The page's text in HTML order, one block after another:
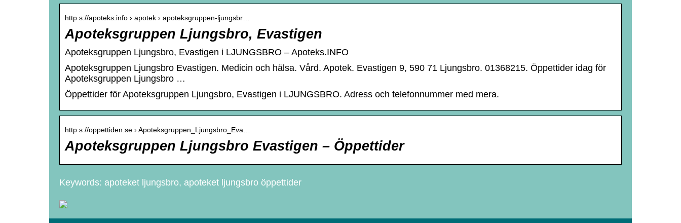
http s://apoteks.info › apotek › apoteksgruppen-ljungsbr…
Apoteksgruppen Ljungsbro, Evastigen
Apoteksgruppen Ljungsbro, Evastigen i LJUNGSBRO – Apoteks.INFO
Apoteksgruppen Ljungsbro Evastigen. Medicin och hälsa. Vård. Apotek. Evastigen 9, 590 71 Ljungsbro. 01368215. Öppettider idag för
Apoteksgruppen Ljungsbro …
Öppettider för Apoteksgruppen Ljungsbro, Evastigen i LJUNGSBRO. Adress och telefonnummer med mera.
http s://oppettiden.se › Apoteksgruppen_Ljungsbro_Eva…
Apoteksgruppen Ljungsbro Evastigen – Öppettider
Keywords: apoteket ljungsbro, apoteket ljungsbro öppettider